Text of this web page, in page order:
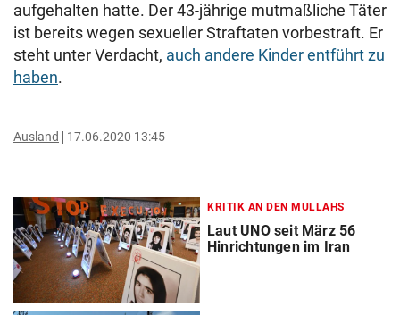
aufgehalten hatte. Der 43-jährige mutmaßliche Täter
ist bereits wegen sexueller Straftaten vorbestraft. Er
steht unter Verdacht, auch andere Kinder entführt zu
haben.
Ausland 17.06.2020 13:45
KRITIK AN DEN MULLAHS
Laut UNO seit März 56
Hinrichtungen im Iran